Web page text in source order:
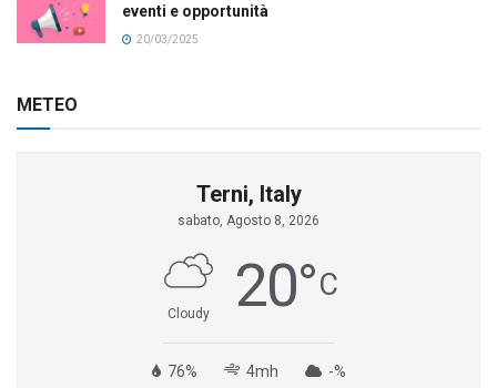
eventi e opportunità
20/03/2025
METEO
Terni, Italy
sabato, Agosto 8, 2026
Cloudy 20°C
76% 4mh -%